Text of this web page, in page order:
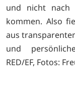
und nicht nach
kommen. Also
aus
und
RED/EF, Fotos: